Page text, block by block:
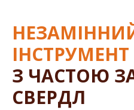
З ЧАСТОЮ
СВЕРДЛ